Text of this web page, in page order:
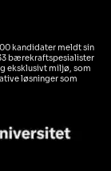
kandidater meldt sin
bærekraftspesialister
eksklusivt miljø, som
løsninger som